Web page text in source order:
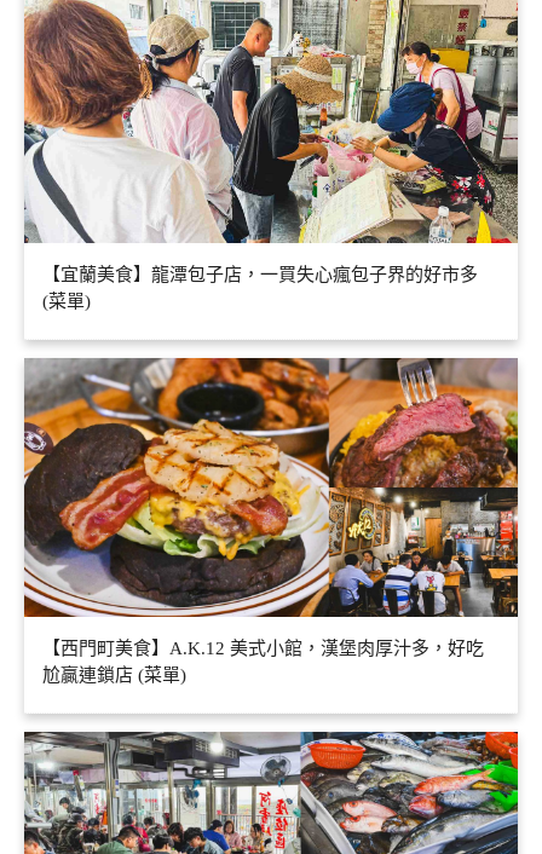
【宜蘭美食】龍潭包子店，一買失心瘋包子界的好市多
(菜單)
【西門町美食】A.K.12 美式小館，漢堡肉厚汁多，好吃
尬贏連鎖店 (菜單)